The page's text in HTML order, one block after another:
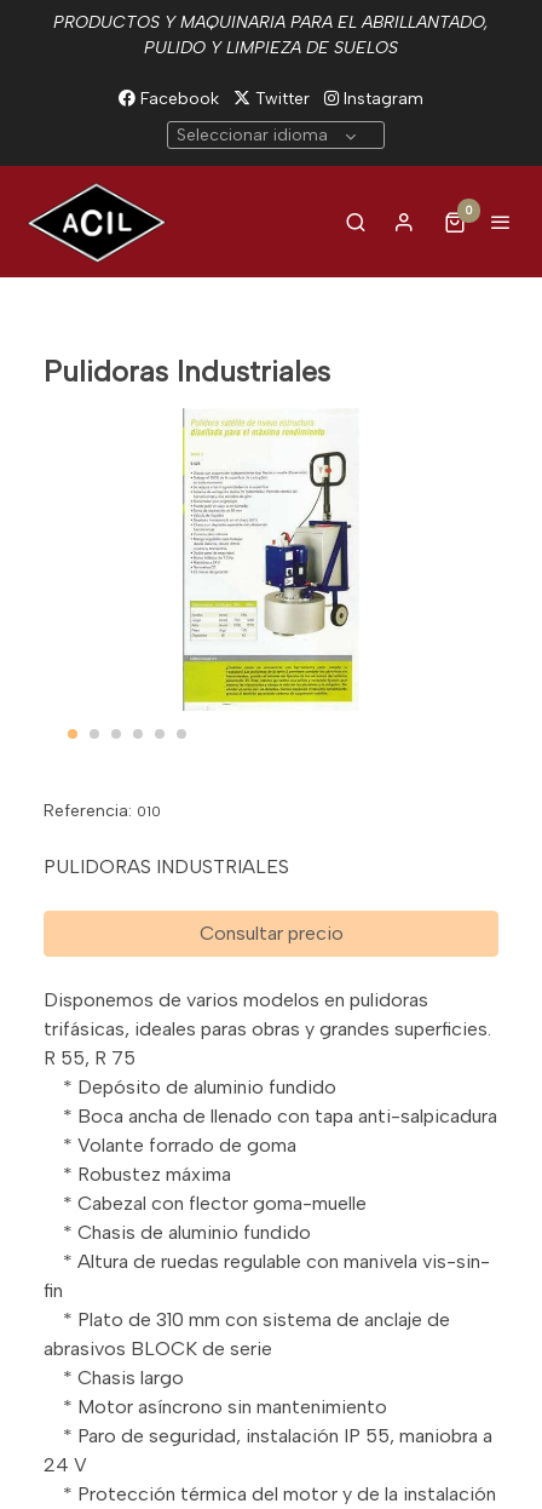
PRODUCTOS Y MAQUINARIA PARA EL ABRILLANTADO,
PULIDO Y LIMPIEZA DE SUELOS
Facebook Twitter
Instagram
Seleccionar idioma
0
Pulidoras Industriales
Referencia: 010
PULIDORAS INDUSTRIALES
Consultar precio
Disponemos de varios modelos en pulidoras
trifásicas, ideales paras obras y grandes superficies.
R 55, R 75
* Depósito de aluminio fundido
* Boca ancha de llenado con tapa anti-salpicadura
* Volante forrado de goma
* Robustez máxima
* Cabezal con flector goma-muelle
* Chasis de aluminio fundido
* Altura de ruedas regulable con manivela vis-sin-
fin
* Plato de 310 mm con sistema de anclaje de
abrasivos BLOCK de serie
* Chasis largo
* Motor asíncrono sin mantenimiento
* Paro de seguridad, instalación IP 55, maniobra a
24 V
* Protección térmica del motor y de la instalación